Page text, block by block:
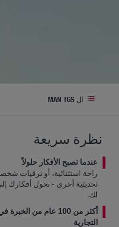
ال MAN TGS
نظرة سريعة
عندما تصبح الأفكار حلولاً
راحة استثنائية، أو ترقيات
تحديثية أخرى - نحول
لك.
أكثر من 100 عام من
التجارية